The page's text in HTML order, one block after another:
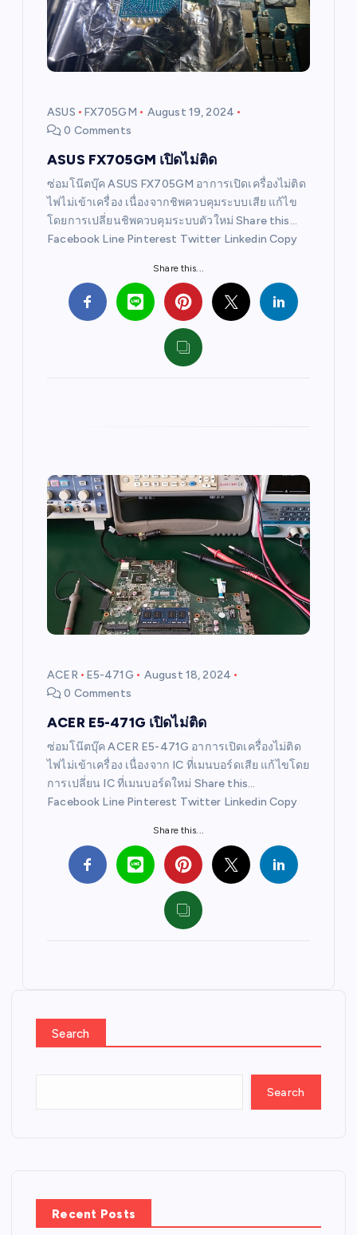
ASUS FX705GM
August 19, 2024
0 Comments
ASUS FX705GM เปิดไม่ติด
ซ่อมโน๊ตบุ๊ค ASUS FX705GM อาการเปิดเครื่องไม่ติด
ไฟไม่เข้าเครื่อง เนื่องจากชิพควบคุมระบบเสีย แก้ไข
โดยการเปลี่ยนชิพควบคุมระบบตัวใหม่ Share this…
Facebook Line Pinterest Twitter Linkedin Copy
Share this...
ACER E5-471G
August 18, 2024
0 Comments
ACER E5-471G เปิดไม่ติด
ซ่อมโน๊ตบุ๊ค ACER E5-471G อาการเปิดเครื่องไม่ติด
ไฟไม่เข้าเครื่อง เนื่องจาก IC ที่เมนบอร์ดเสีย แก้ไขโดย
การเปลี่ยน IC ที่เมนบอร์ดใหม่ Share this…
Facebook Line Pinterest Twitter Linkedin Copy
Share this...
Search
Search
Recent Posts